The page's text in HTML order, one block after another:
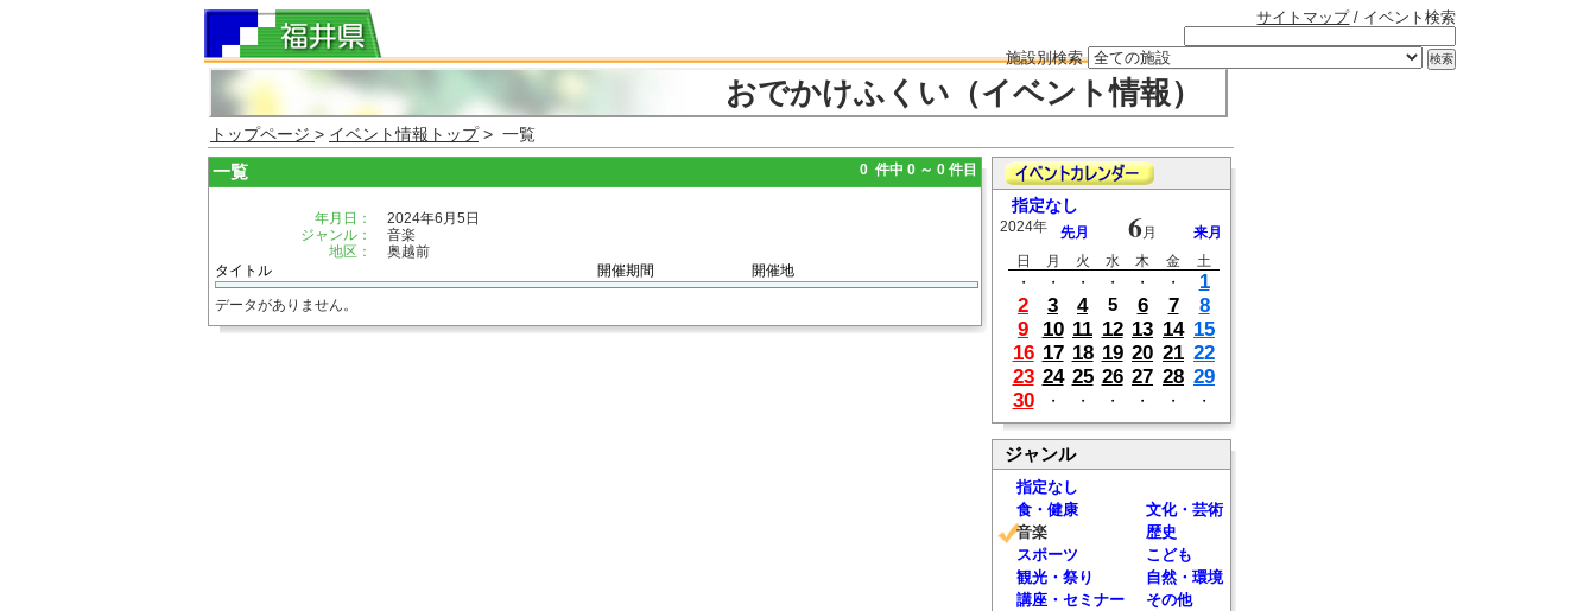
サイトマップ/ イベント検索
施設別検索
おでかけふくい（イベント情報）
トップページ > イベント情報トップ> 一覧
一覧 0 件中 0 ～ 0 件目
年月日：
2024年6月5日
ジャンル：
音楽
地区：
奥越前
タイトル
開催期間 開催地
データがありません。
指定なし
2024年 先月 6月
来月
日
月 火 水 木 金
土
・
・ ・ ・ ・ ・
1
2
3 4 5 6 7
8
9
10 11 12 13 14 15
16 17 18 19 20 21 22
23 24 25 26 27 28 29
30
・ ・ ・ ・ ・ ・
ジャンル
指定なし
食・健康
文化・芸術
音楽
歴史
スポーツ
こども
観光・祭り
自然・環境
講座・セミナー
その他